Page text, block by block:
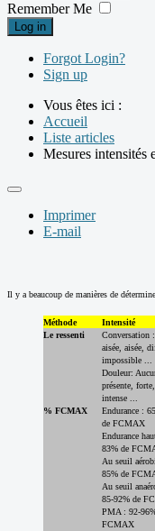
Remember Me
Log in
Forgot Login?
Sign up
Vous êtes ici :
Accueil
Liste articles
Mesures intensités
Imprimer
E-mail
Il y a beaucoup de manières de
Méthode Intensité
Le ressenti
Conversation
aisée, aisée,
impossible ...
Douleur:
présente, forte,
intense ...
% FCMAX
Endurance :
de FCMAX
Endurance
83% de
Au seuil
85% de
Au seuil
85-92% de
PMA : 92-
FCMAX